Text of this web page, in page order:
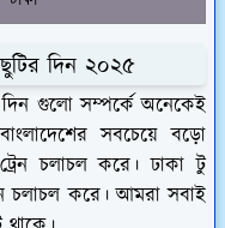
ছুটির দিন ২০২৫
দিন গুলো সম্পর্কে অনেকেই
সবচেয়ে বড়ো
চলাচল করে। ঢাকা টু
চলাচল করে। আমরা সবাই